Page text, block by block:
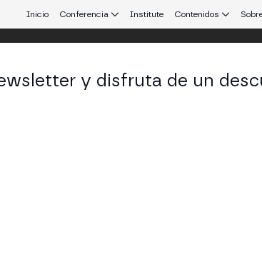
Inicio Conferencia Institute Contenidos
y Latinoamérica.
y disfruta de un